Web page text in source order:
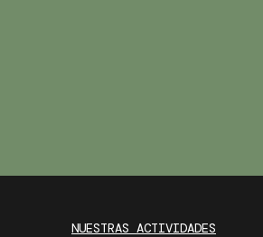
NUESTRAS ACTIVIDADES